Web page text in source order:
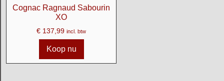
Cognac Ragnaud Sabourin
XO
€ 137,99 incl. btw
Koop nu